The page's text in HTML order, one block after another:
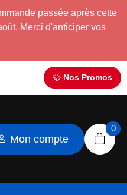
passée après cette
Merci d'anticiper vos
Nos Promos
Mon compte
0